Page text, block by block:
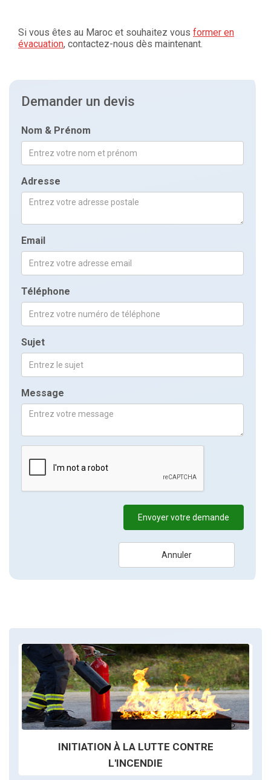
Si vous êtes au Maroc et souhaitez vous former en
évacuation, contactez-nous dès maintenant.
Demander un devis
Nom & Prénom
Adresse
Email
Téléphone
Sujet
Message
Envoyer votre demande
Annuler
INITIATION À LA LUTTE CONTRE
L'INCENDIE